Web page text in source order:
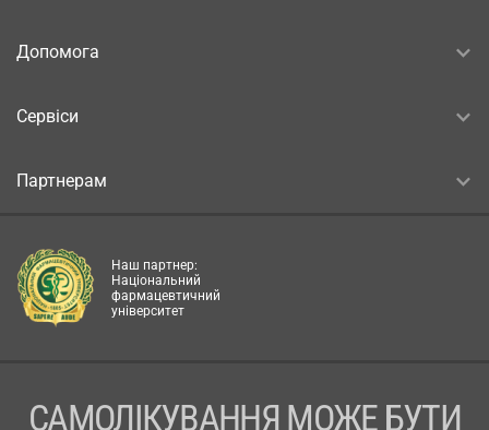
Допомога
Сервіси
Партнерам
Наш партнер:
Національний
фармацевтичний
університет
САМОЛІКУВАННЯ МОЖЕ БУТИ